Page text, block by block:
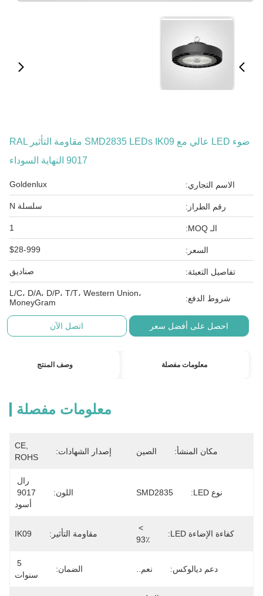
ضوء LED عالي مع SMD2835 LEDs IK09 مقاومة التأثير RAL
9017 النهاية السوداء
الاسم التجاري: Goldenlux
رقم الطراز: سلسلة N
الـ MOQ: 1
السعر: $28-999
تفاصيل التعبئة: صناديق
شروط الدفع:
L/C، D/A، D/P، T/T، Western Union،
MoneyGram
احصل على أفضل سعر اتصل الآن
معلومات مفصلة وصف المنتج
معلومات مفصلة
مكان المنشأ: الصين إصدار الشهادات:
CE,
ROHS
نوع LED: SMD2835 اللون:
أسود
كفاءة الإضاءة LED:
93٪
مقاومة التأثير: IK09
دعم ديالوكس: نعم.. الضمان:
سنوات